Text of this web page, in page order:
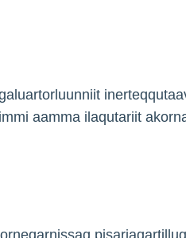
aamma ilaqutariit